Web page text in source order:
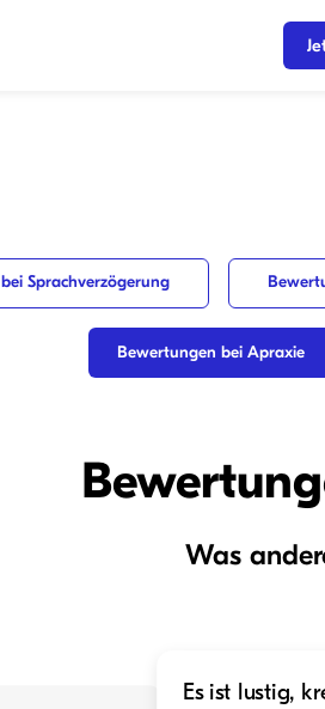
Sprachverzögerung
Bewertungen bei Apraxie
Was
Es ist lustig,